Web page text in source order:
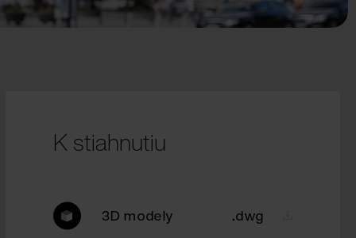
K stiahnutiu
3D modely .dwg